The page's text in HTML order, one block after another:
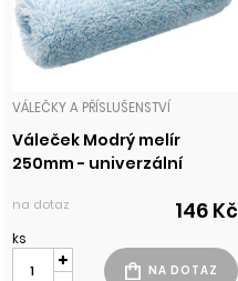
VÁLEČKY A PŘÍSLUŠENSTVÍ
Váleček Modrý melír
250mm - univerzální
na dotaz 146 Kč
ks